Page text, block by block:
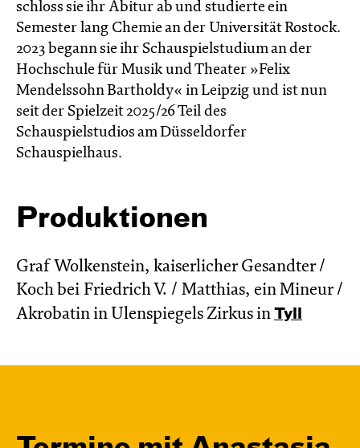
schloss sie ihr Abitur ab und studierte ein
Semester lang Chemie an der Universität Rostock.
2023 begann sie ihr Schauspielstudium an der
Hochschule für Musik und Theater »Felix
Mendelssohn Bartholdy« in Leipzig und ist nun
seit der Spielzeit 2025/26 Teil des
Schauspielstudios am Düsseldorfer
Schauspielhaus.
Produktionen
Graf Wolkenstein, kaiserlicher Gesandter /
Koch bei Friedrich V. / Matthias, ein Mineur /
Akrobatin in Ulenspiegels Zirkus in Tyll